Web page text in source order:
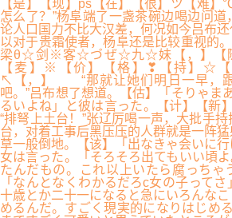
【是】【现】ps【在】【很】ツ【
怎么了？”杨阜端了一盏茶碗边喝边问道
论人口国力不比大汉差，何况如今吕布
以对于贵霜使者，杨阜还是比较重视的
梁θ☆剑※客☆づぜ☆九☆妹【，】【
【麦】※【价】【格】❣【持】☆【
↖【，】 “那就让她们明日一早，跟
吧。”吕布想了想道。【估】「そりゃま
るいよね」と彼は言った。【计】【
“排弩上土台！”张辽厉喝一声，大批手
台，对着工事后黑压压的人群就是一阵
草一般倒地。【该】「出なきゃ会いに
女は言った。「そろそろ出てもいい頃
たんだもの。これ以上いたら腐っちゃ
「なんとなくわかるだろc女の子って
十歳とか二十一になると急にいろんな
めるんだ。すごく現実的になりはじめ